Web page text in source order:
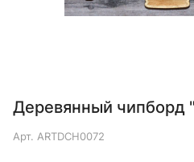
Деревянный чипборд
Арт. ARTDCH0072